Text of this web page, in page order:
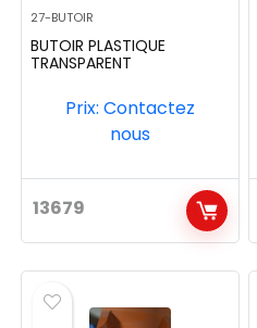
27-BUTOIR
BUTOIR PLASTIQUE
TRANSPARENT
13679
Prix: Contactez
nous